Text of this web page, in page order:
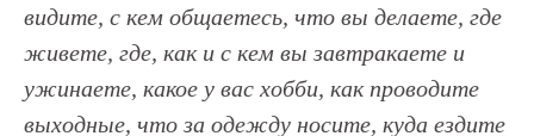
видите, с кем общаетесь, что вы делаете, где
живете, где, как и с кем вы завтракаете и
ужинаете, какое у вас хобби, как проводите
выходные, что за одежду носите, куда ездите